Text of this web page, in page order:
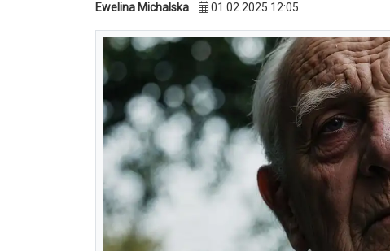
Ewelina Michalska 01.02.2025 12:05